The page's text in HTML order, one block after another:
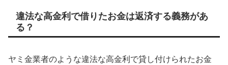
違法な高金利で借りたお金は返済する義務があ
る？
ヤミ金業者のような違法な高金利で貸し付けられたお金